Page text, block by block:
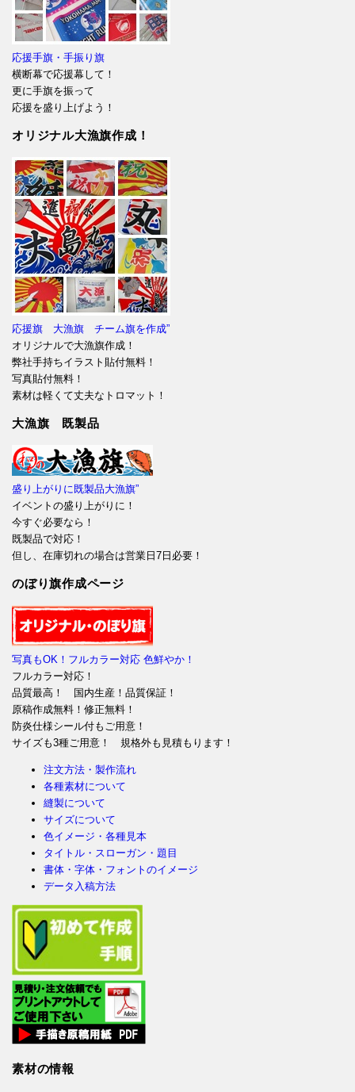
応援手旗・手振り旗
横断幕で応援幕して！
更に手旗を振って
応援を盛り上げよう！
オリジナル大漁旗作成！
応援旗 大漁旗 チーム旗を作成”
オリジナルで大漁旗作成！
弊社手持ちイラスト貼付無料！
写真貼付無料！
素材は軽くて丈夫なトロマット！
大漁旗 既製品
盛り上がりに既製品大漁旗”
イベントの盛り上がりに！
今すぐ必要なら！
既製品で対応！
但し、在庫切れの場合は営業日7日必要！
のぼり旗作成ページ
写真もOK！フルカラー対応 色鮮やか！
フルカラー対応！
品質最高！ 国内生産！品質保証！
原稿作成無料！修正無料！
防炎仕様シール付もご用意！
サイズも3種ご用意！ 規格外も見積もります！
注文方法・製作流れ
各種素材について
縫製について
サイズについて
色イメージ・各種見本
タイトル・スローガン・題目
書体・字体・フォントのイメージ
データ入稿方法
素材の情報